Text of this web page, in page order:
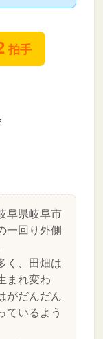
拍手
阜県岐阜市
一回り外側
く、田畑は
まれ変わ
がだんだん
ているよう